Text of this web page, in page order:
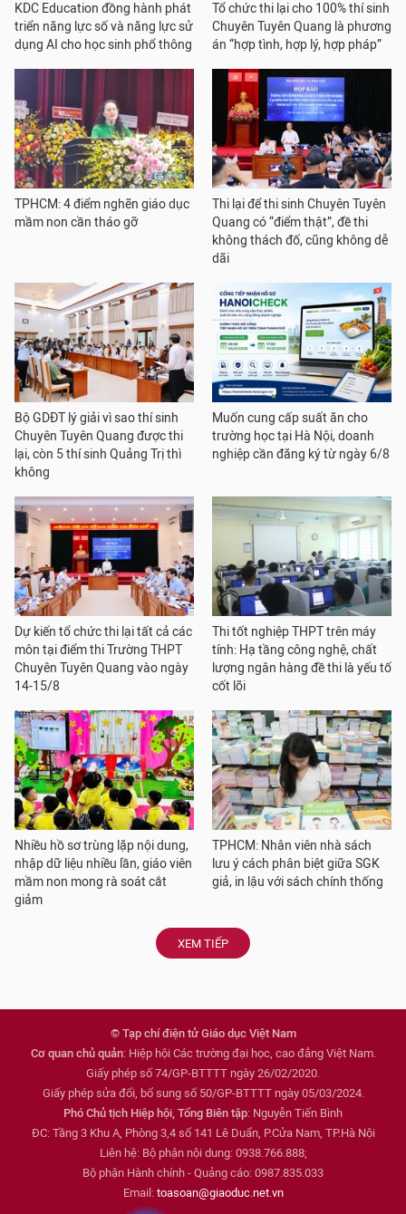
KDC Education đồng hành phát
triển năng lực số và năng lực sử
dụng AI cho học sinh phổ thông
Tổ chức thi lại cho 100% thí sinh
Chuyên Tuyên Quang là phương
án “hợp tình, hợp lý, hợp pháp”
TPHCM: 4 điểm nghẽn giáo dục
mầm non cần tháo gỡ
Thi lại để thi sinh Chuyên Tuyên
Quang có “điểm thật”, đề thi
không thách đố, cũng không dễ
dãi
Bộ GDĐT lý giải vì sao thí sinh
Chuyên Tuyên Quang được thi
lại, còn 5 thí sinh Quảng Trị thì
không
Muốn cung cấp suất ăn cho
trường học tại Hà Nội, doanh
nghiệp cần đăng ký từ ngày 6/8
Dự kiến tổ chức thi lại tất cả các
môn tại điểm thi Trường THPT
Chuyên Tuyên Quang vào ngày
14-15/8
Thi tốt nghiệp THPT trên máy
tính: Hạ tầng công nghệ, chất
lượng ngân hàng đề thi là yếu tố
cốt lõi
Nhiều hồ sơ trùng lặp nội dung,
nhập dữ liệu nhiều lần, giáo viên
mầm non mong rà soát cắt
giảm
TPHCM: Nhân viên nhà sách
lưu ý cách phân biệt giữa SGK
giả, in lậu với sách chính thống
XEM TIẾP
© Tạp chí điện tử Giáo dục Việt Nam
Cơ quan chủ quản: Hiệp hội Các trường đại học, cao đẳng Việt Nam.
Giấy phép số 74/GP-BTTTT ngày 26/02/2020.
Giấy phép sửa đổi, bổ sung số 50/GP-BTTTT ngày 05/03/2024.
Phó Chủ tịch Hiệp hội, Tổng Biên tập: Nguyễn Tiến Bình
ĐC: Tầng 3 Khu A, Phòng 3,4 số 141 Lê Duẩn, P.Cửa Nam, TP.Hà Nội
Liên hệ: Bộ phận nội dung: 0938.766.888;
Bộ phận Hành chính - Quảng cáo: 0987.835.033
Email: toasoan@giaoduc.net.vn